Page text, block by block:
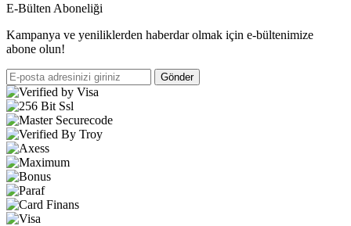
E-Bülten Aboneliği
Kampanya ve yeniliklerden haberdar olmak için e-bültenimize
abone olun!
Gönder